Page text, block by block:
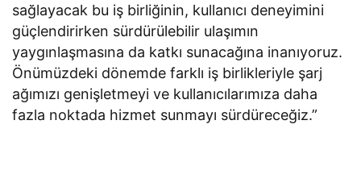
sağlayacak bu iş birliğinin, kullanıcı deneyimini
güçlendirirken sürdürülebilir ulaşımın
yaygınlaşmasına da katkı sunacağına inanıyoruz.
Önümüzdeki dönemde farklı iş birlikleriyle şarj
ağımızı genişletmeyi ve kullanıcılarımıza daha
fazla noktada hizmet sunmayı sürdüreceğiz.”